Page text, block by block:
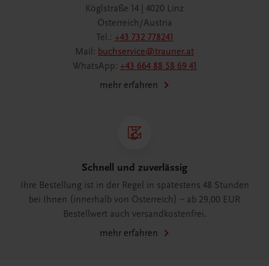
Köglstraße 14 | 4020 Linz
Österreich/Austria
Tel.: +43 732 778241
Mail: buchservice@trauner.at
WhatsApp: +43 664 88 58 69 41
mehr erfahren
Schnell und zuverlässig
Ihre Bestellung ist in der Regel in spätestens 48 Stunden
bei Ihnen (innerhalb von Österreich) – ab 29,00 EUR
Bestellwert auch versandkostenfrei.
mehr erfahren